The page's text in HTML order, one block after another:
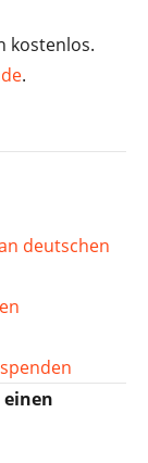
kostenlos.
.
deutschen
einen